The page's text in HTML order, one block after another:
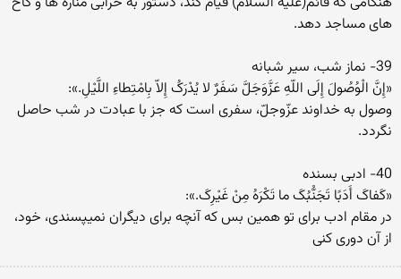
هاى مساجد دهد.
39- نماز شب، سیر شبانه
«إِنَّ الْوُصُولَ إِلَى اللّهِ عَزَّوَجَلَّ سَفَرٌ لا یُدْرَکُ إِلاّ بِامْتِطاءِ اللَّیْلِ.»:
وصول به خداوند عزّوجلّ، سفرى است که جز با عبادت در شب حاصل
نگردد.
40- ادبى بسنده
«کَفاکَ أَدَبًا تَجَنُّبُکَ ما تَکْرَهُ مِنْ غَیْرِکَ.»:
در مقام ادب براى تو همین بس که آنچه براى دیگران نمیپسندى، خود،
از آن دورى کنى